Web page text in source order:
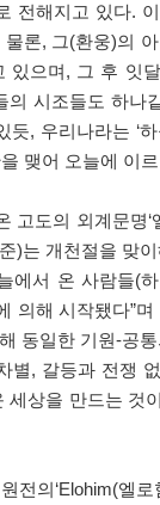
전해지고 있다.
론, 그(환웅)의
으며, 그 후 잇
시조들도 하나
, 우리나라는 ‘하
맺어 오늘에 이
도의 외계문명‘
)는 개천절을 맞
서 온 사람들(하
의해 시작됐다”
동일한 기원-공
별, 갈등과 전쟁
상을 만드는 것
전의‘Elohim(엘